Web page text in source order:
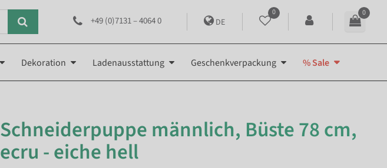
+49 (0)7131 – 4064 0 DE
0 0
Dekoration Ladenausstattung Geschenkverpackung % Sale
Schneiderpuppe männlich, Büste 78 cm,
ecru - eiche hell